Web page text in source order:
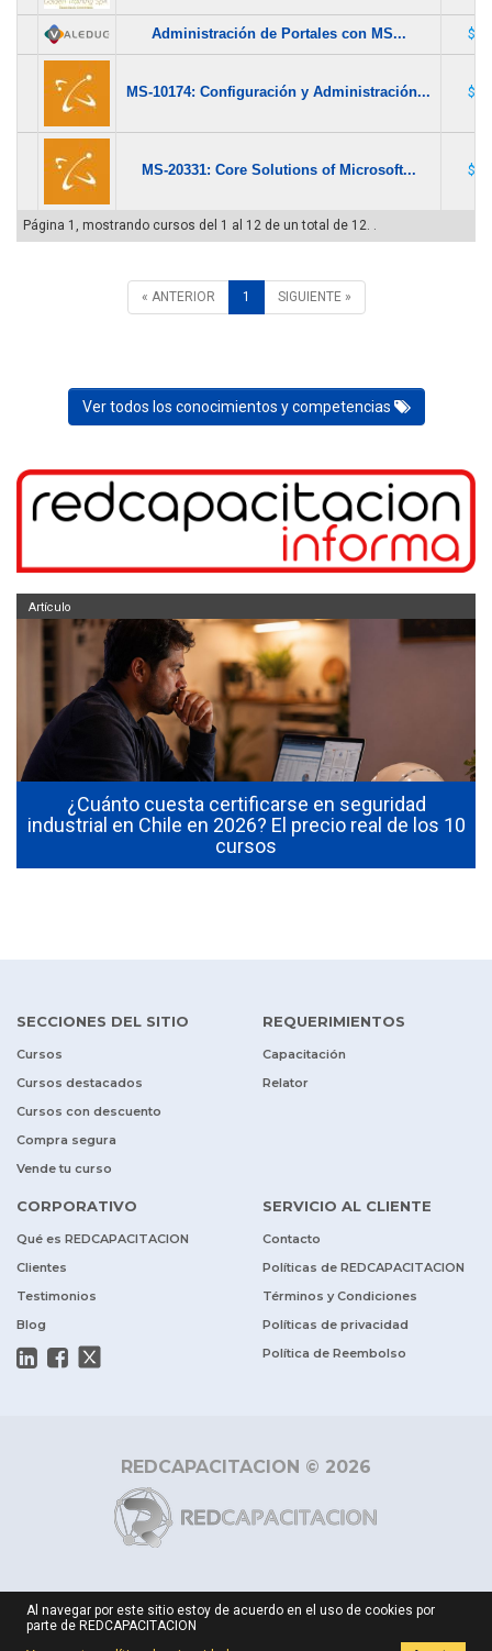
Administración de Portales con MS... $ 1
MS-10174: Configuración y Administración... $ 1
MS-20331: Core Solutions of Microsoft... $ 1
Página 1, mostrando cursos del 1 al 12 de un total de 12. .
« ANTERIOR 1 SIGUIENTE »
Ver todos los conocimientos y competencias
¿Cuánto cuesta certificarse en seguridad
industrial en Chile en 2026? El precio real de los 10
cursos
Artículo
SECCIONES DEL SITIO
Cursos
Cursos destacados
Cursos con descuento
Compra segura
Vende tu curso
REQUERIMIENTOS
Capacitación
Relator
CORPORATIVO
Qué es REDCAPACITACION
Clientes
Testimonios
Blog
SERVICIO AL CLIENTE
Contacto
Políticas de REDCAPACITACION
Términos y Condiciones
Políticas de privacidad
Política de Reembolso
REDCAPACITACION © 2026
Al navegar por este sitio estoy de acuerdo en el uso de cookies por
parte de REDCAPACITACION